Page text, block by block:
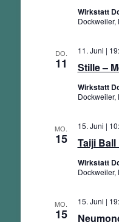
Wirkstatt
Dockweiler,
DO.
11 Stille –
11. Juni |
Wirkstatt
Dockweiler,
MO.
15 Taiji Ball
15. Juni |
Wirkstatt
Dockweiler,
MO.
15
15. Juni |